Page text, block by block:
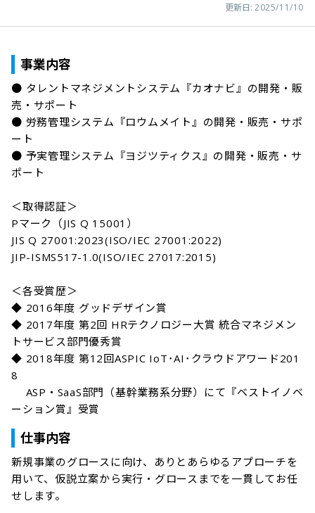
更新日: 2025/11/10
事業内容
● タレントマネジメントシステム『カオナビ』の開発・販
売・サポート
● 労務管理システム『ロウムメイト』の開発・販売・サポ
ート
● 予実管理システム『ヨジツティクス』の開発・販売・サ
ポート
＜取得認証＞
Pマーク（JIS Q 15001）
JIS Q 27001:2023(ISO/IEC 27001:2022)
JIP-ISMS517-1.0(ISO/IEC 27017:2015)
＜各受賞歴＞
◆ 2016年度 グッドデザイン賞
◆ 2017年度 第2回 HRテクノロジー大賞 統合マネジメン
トサービス部門優秀賞
◆ 2018年度 第12回ASPIC IoT･AI･クラウドアワード201
8
ASP・SaaS部門（基幹業務系分野）にて『ベストイノベ
ーション賞』受賞
仕事内容
新規事業のグロースに向け、ありとあらゆるアプローチを
用いて、仮説立案から実行・グロースまでを一貫してお任
せします。